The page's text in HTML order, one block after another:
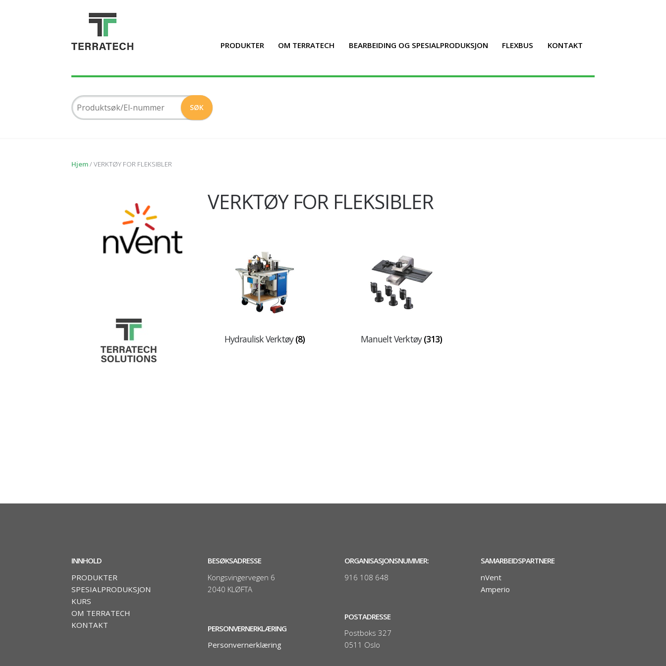
PRODUKTER OM TERRATECH BEARBEIDING OG SPESIALPRODUKSJON FLEXBUS KONTAKT
Hjem/ VERKTØY FOR FLEKSIBLER
VERKTØY FOR FLEKSIBLER
Hydraulisk Verktøy(8) Manuelt Verktøy(313)
INNHOLD
PRODUKTER
SPESIALPRODUKSJON
KURS
OM TERRATECH
KONTAKT
BESØKSADRESSE
Kongsvingervegen 6
2040 KLØFTA
PERSONVERNERKLÆRING
Personvernerklæring
ORGANISASJONSNUMMER:
916 108 648
POSTADRESSE
Postboks 327
0511 Oslo
SAMARBEIDSPARTNERE
nVent
Amperio